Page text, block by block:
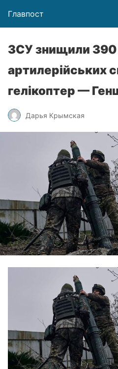
Главпост
ЗСУ знищили 390
артилерійських
гелікоптер —
Дарья Крымская